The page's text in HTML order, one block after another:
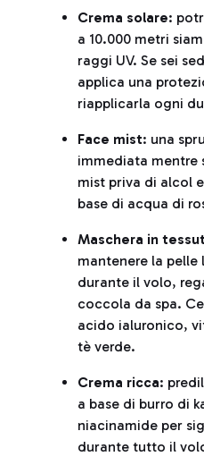
Crema solare:
a 10.000 metri
raggi UV. Se sei
applica una
riapplicarla ogni
Face mist: una
immediata mentre
mist priva di alcol
base di acqua di
Maschera in
mantenere la
durante il volo,
coccola da spa.
acido ialuronico,
tè verde.
Crema ricca:
a base di burro di
niacinamide per
durante tutto il